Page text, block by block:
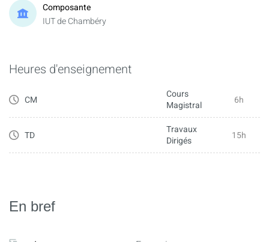
Composante
IUT de Chambéry
Heures d'enseignement
CM
Cours
Magistral
6h
TD
Travaux
Dirigés
15h
En bref